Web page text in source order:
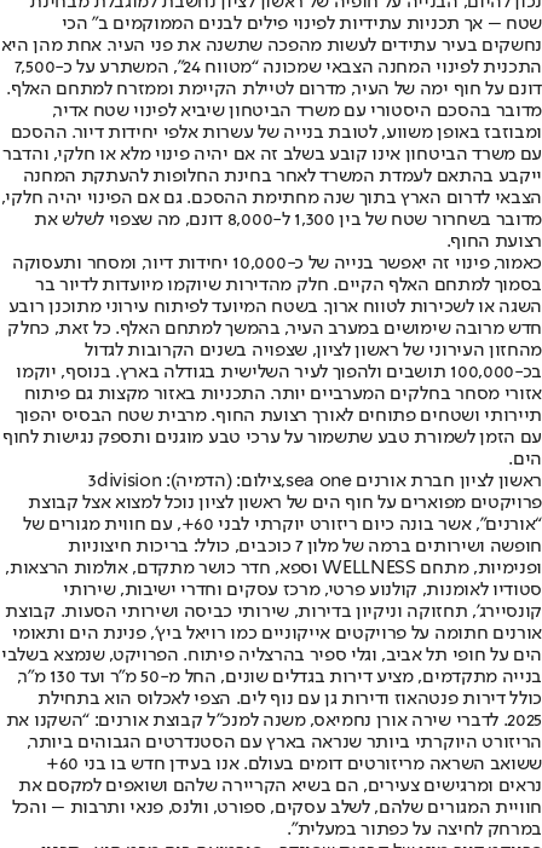
שטח – אך תכניות עתידיות לפינוי פילים לבנים הממוקמים ב" הכי
נחשקים בעיר עתידים לעשות מהפכה שתשנה את פני העיר. אחת מהן היא
התכנית לפינוי המחנה הצבאי שמכונה “מטווח 24", המשתרע על כ-7,500
דונם על חוף ימה של העיר, מדרום לטיילת הקיימת וממזרח למתחם האלף.
מדובר בהסכם היסטורי עם משרד הביטחון שיביא לפינוי שטח אדיר,
ומבוזבז באופן משווע, לטובת בנייה של עשרות אלפי יחידות דיור. ההסכם
עם משרד הביטחון אינו קובע בשלב זה אם יהיה פינוי מלא או חלקי, והדבר
ייקבע בהתאם לעמדת המשרד לאחר בחינת החלופות להעתקת המחנה
הצבאי לדרום הארץ בתוך שנה מחתימת ההסכם. גם אם הפינוי יהיה חלקי,
מדובר בשחרור שטח של בין 1,300 ל-8,000 דונם, מה שצפוי לשלש את
רצועת החוף.
כאמור, פינוי זה יאפשר בנייה של כ-10,000 יחידות דיור, ומסחר ותעסוקה
בסמוך למתחם האלף הקיים. חלק מהדירות שיוקמו מיועדות לדיור בר
השגה או לשכירות לטווח ארוך. בשטח המיועד לפיתוח עירוני מתוכנן רובע
חדש מרובה שימושים במערב העיר, בהמשך למתחם האלף. כל זאת, כחלק
מהחזון העירוני של ראשון לציון, שצפויה בשנים הקרובות לגדול
בכ-100,000 תושבים ולהפוך לעיר השלישית בגודלה בארץ. בנוסף, יוקמו
אזורי מסחר בחלקים המערביים יותר. התכניות באזור מקצות גם פיתוח
תיירותי ושטחים פתוחים לאורך רצועת החוף. מרבית שטח הבסיס יהפוך
עם הזמן לשמורת טבע שתשמור על ערכי טבע מוגנים ותספק נגישות לחוף
הים.
ראשון לציון חברת אורנים sea one,צילום: (הדמיה): 3division
פרויקטים מפוארים על חוף הים של ראשון לציון נוכל למצוא אצל קבוצת
“אורנים", אשר בונה כיום ריזורט יוקרתי לבני 60+, עם חווית מגורים של
חופשה ושירותים ברמה של מלון 7 כוכבים, כולל: בריכות חיצוניות
ופנימיות, מתחם WELLNESS וספא, חדר כושר מתקדם, אולמות הרצאות,
סטודיו לאומנות, קולנוע פרטי, מרכז עסקים וחדרי ישיבות, שירותי
קונסיירג’, תחזוקה וניקיון בדירות, שירותי כביסה ושירותי הסעות. קבוצת
אורנים חתומה על פרויקטים אייקוניים כמו רויאל ביץ’, פנינת הים ותאומי
הים על חופי תל אביב, וגלי ספיר בהרצליה פיתוח. הפרויקט, שנמצא בשלבי
בנייה מתקדמים, מציע דירות בגדלים שונים, החל מ-50 מ"ר ועד 130 מ"ר,
כולל דירות פנטהאוז ודירות גן עם נוף לים. הצפי לאכלוס הוא בתחילת
2025. לדברי שירה אורן נחמיאס, משנה למנכ"ל קבוצת אורנים: “השקנו את
הריזורט היוקרתי ביותר שנראה בארץ עם הסטנדרטים הגבוהים ביותר,
ששואב השראה מריזורטים דומים בעולם. אנו בעידן חדש בו בני 60+
נראים ומרגישים צעירים, הם בשיא הקריירה שלהם ושואפים למקסם את
חוויית המגורים שלהם, לשלב עסקים, ספורט, וולנס, פנאי ותרבות – והכל
במרחק לחיצה על כפתור במעלית".